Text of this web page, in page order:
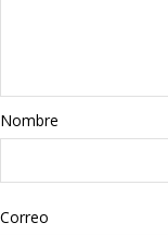
libros